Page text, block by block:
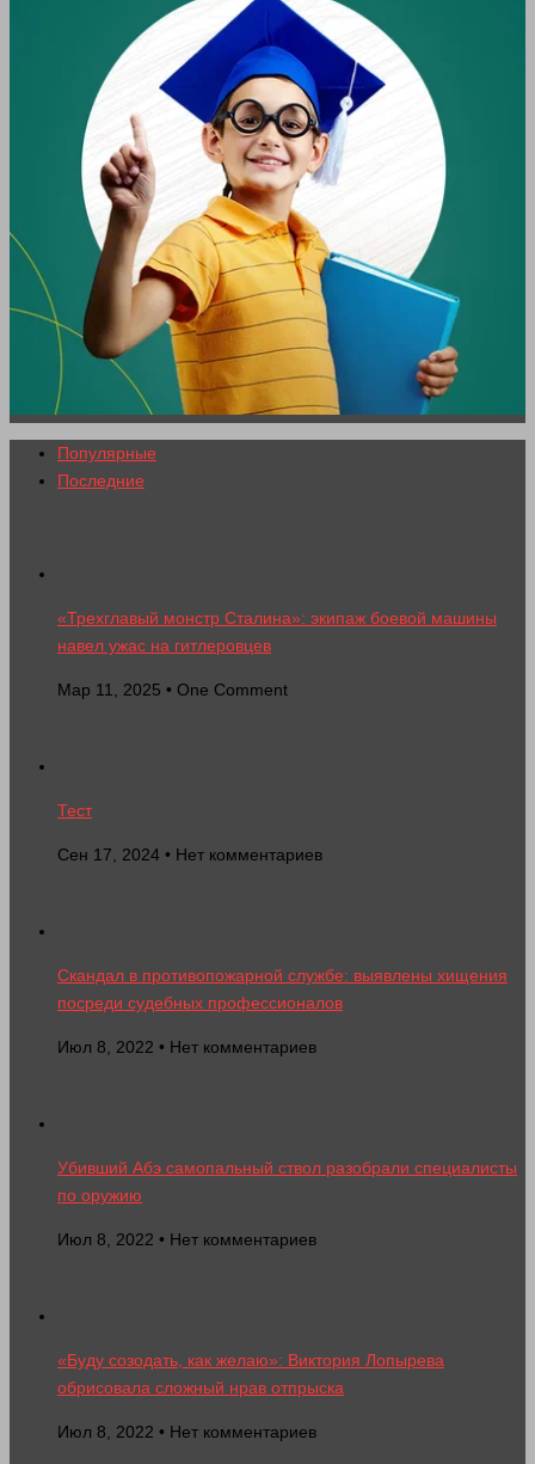
Популярные
Последние
«Трехглавый монстр Сталина»: экипаж боевой машины
навел ужас на гитлеровцев
Мар 11, 2025 • One Comment
Тест
Сен 17, 2024 • Нет комментариев
Скандал в противопожарной службе: выявлены хищения
посреди судебных профессионалов
Июл 8, 2022 • Нет комментариев
Убивший Абэ самопальный ствол разобрали специалисты
по оружию
Июл 8, 2022 • Нет комментариев
«Буду созодать, как желаю»: Виктория Лопырева
обрисовала сложный нрав отпрыска
Июл 8, 2022 • Нет комментариев